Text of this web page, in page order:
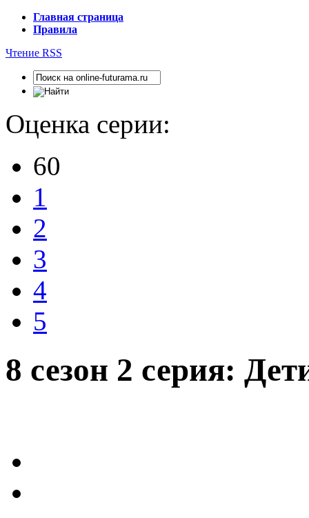
Главная страница
Правила
Чтение RSS
Оценка серии:
60
1
2
3
4
5
8 сезон 2 серия: